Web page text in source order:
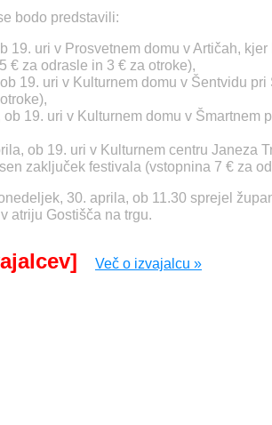
bodo predstavili:
19. uri v Prosvetnem domu v Artičah, kjer
€ za odrasle in 3 € za otroke),
19. uri v Kulturnem domu v Šentvidu
19. uri v Kulturnem domu v Šmartnem
ob 19. uri v Kulturnem centru Janeza
zaključek festivala (vstopnina 7 € za
30. aprila, ob 11.30 sprejel
atriju Gostišča na trgu.
Več o izvajalcu »